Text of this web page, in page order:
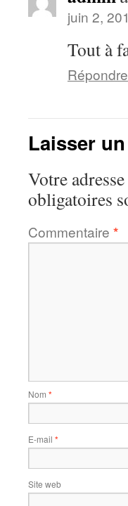
juin 2,
Tout à
Répondre
Laisser
Votre
obligatoires
Commentaire *
Nom *
E-mail *
Site web